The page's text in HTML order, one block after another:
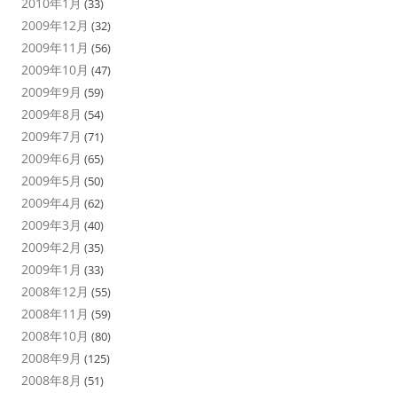
(33)
2009年12月 (32)
2009年11月 (56)
2009年10月 (47)
2009年9月 (59)
2009年8月 (54)
2009年7月 (71)
2009年6月 (65)
2009年5月 (50)
2009年4月 (62)
2009年3月 (40)
2009年2月 (35)
2009年1月 (33)
2008年12月 (55)
2008年11月 (59)
2008年10月 (80)
2008年9月 (125)
2008年8月 (51)